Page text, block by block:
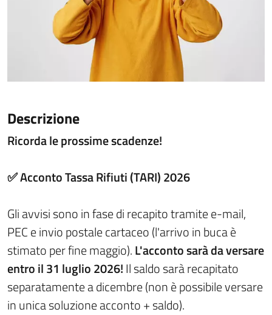
Descrizione
Ricorda le prossime scadenze!
✅ Acconto Tassa Rifiuti (TARI) 2026
Gli avvisi sono in fase di recapito tramite e-mail,
PEC e invio postale cartaceo (l'arrivo in buca è
stimato per fine maggio).L'acconto sarà da versare
entro il 31 luglio 2026!Il saldo sarà recapitato
separatamente a dicembre (non è possibile versare
in unica soluzione acconto + saldo).